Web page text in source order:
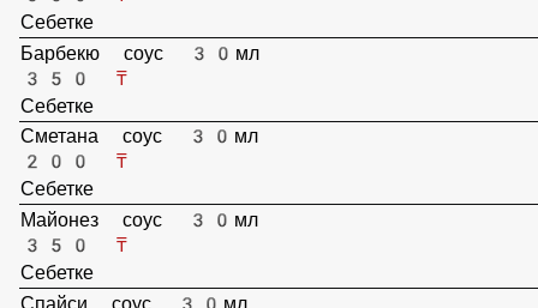
Себетке
Сырный соус 30мл
350 ₸
Себетке
Тар-тар соус 30мл
350 ₸
Себетке
Барбекю соус 30мл
350 ₸